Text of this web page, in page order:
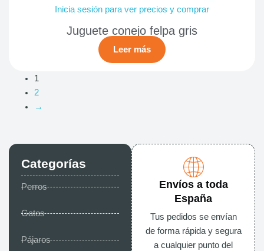
Categorías
Perros
Gatos
Pájaros
Envíos a toda
España
Tus pedidos se envían
de forma rápida y segura
a cualquier punto del
Inicia sesión para ver precios y comprar
Juguete conejo felpa gris
Leer más
1
2
→